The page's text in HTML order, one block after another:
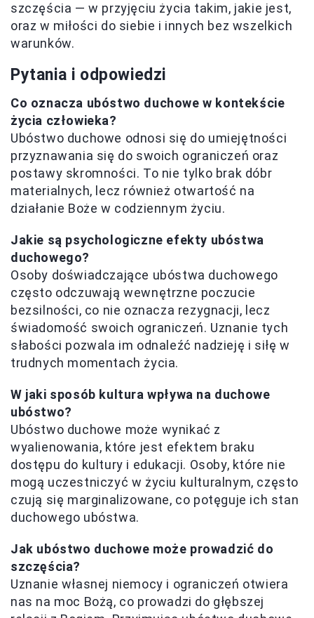
szczęścia — w przyjęciu życia takim, jakie jest,
oraz w miłości do siebie i innych bez wszelkich
warunków.
Pytania i odpowiedzi
Co oznacza ubóstwo duchowe w kontekście
życia człowieka?
Ubóstwo duchowe odnosi się do umiejętności
przyznawania się do swoich ograniczeń oraz
postawy skromności. To nie tylko brak dóbr
materialnych, lecz również otwartość na
działanie Boże w codziennym życiu.
Jakie są psychologiczne efekty ubóstwa
duchowego?
Osoby doświadczające ubóstwa duchowego
często odczuwają wewnętrzne poczucie
bezsilności, co nie oznacza rezygnacji, lecz
świadomość swoich ograniczeń. Uznanie tych
słabości pozwala im odnaleźć nadzieję i siłę w
trudnych momentach życia.
W jaki sposób kultura wpływa na duchowe
ubóstwo?
Ubóstwo duchowe może wynikać z
wyalienowania, które jest efektem braku
dostępu do kultury i edukacji. Osoby, które nie
mogą uczestniczyć w życiu kulturalnym, często
czują się marginalizowane, co potęguje ich stan
duchowego ubóstwa.
Jak ubóstwo duchowe może prowadzić do
szczęścia?
Uznanie własnej niemocy i ograniczeń otwiera
nas na moc Bożą, co prowadzi do głębszej